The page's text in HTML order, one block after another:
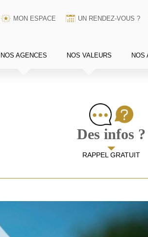
MON ESPACE UN RENDEZ-VOUS ?
NOS AGENCES NOS VALEURS NOS
Des infos ?
RAPPEL GRATUIT